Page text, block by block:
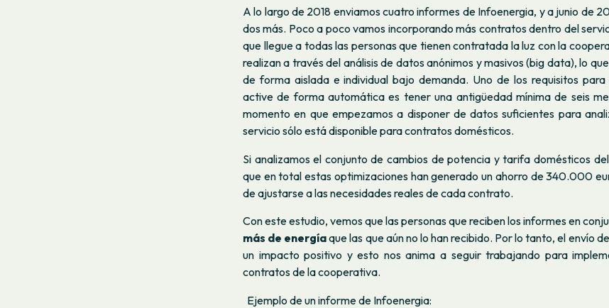
A lo largo de 2018 enviamos cuatro informes de Infoenergia, y a junio de
dos más. Poco a poco vamos incorporando más contratos dentro del
que llegue a todas las personas que tienen contratada la luz con la
realizan a través del análisis de datos anónimos y masivos (big data), lo
de forma aislada e individual bajo demanda. Uno de los requisitos
active de forma automática es tener una antigüedad mínima de seis
momento en que empezamos a disponer de datos suficientes para
servicio sólo está disponible para contratos domésticos.
Si analizamos el conjunto de cambios de potencia y tarifa domésticos
que en total estas optimizaciones han generado un ahorro de 340.000
de ajustarse a las necesidades reales de cada contrato.
Con este estudio, vemos que las personas que reciben los informes en
más de energíaque las que aún no lo han recibido. Por lo tanto, el envío
un impacto positivo y esto nos anima a seguir trabajando para
contratos de la cooperativa.
Ejemplo de un informe de Infoenergia: